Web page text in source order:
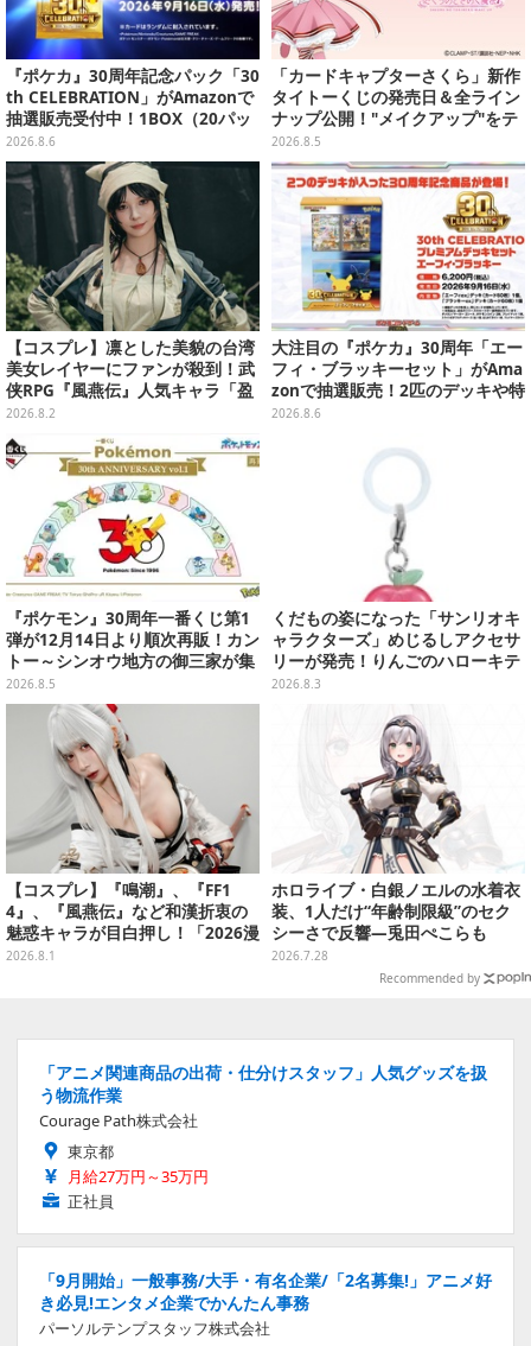
『ポケカ』30周年記念パック「30
th CELEBRATION」がAmazonで
抽選販売受付中！1BOX（20パッ
ク入り）
2026.8.6
「カードキャプターさくら」新作
タイトーくじの発売日＆全ライン
ナップ公開！"メイクアップ"をテ
ーマに、日常でも使いたくなるア
イテムがズラリ
2026.8.5
【コスプレ】凛とした美貌の台湾
美女レイヤーにファンが殺到！武
侠RPG『風燕伝』人気キャラ「盈
盈」を完璧に再現して会場を沸か
せる【写真19枚】
2026.8.2
大注目の『ポケカ』30周年「エー
フィ・ブラッキーセット」がAma
zonで抽選販売！2匹のデッキや特
別カードを収録
2026.8.6
『ポケモン』30周年一番くじ第1
弾が12月14日より順次再販！カン
トー～シンオウ地方の御三家が集
まった時計、ぬいぐるみなど記念
グッズ盛りだくさん
2026.8.5
くだもの姿になった「サンリオキ
ャラクターズ」めじるしアクセサ
リーが発売！りんごのハローキテ
ィや、パイナップルのポムポムプ
2026.8.3
【コスプレ】『鳴潮』、『FF1
4』、『風燕伝』など和漢折衷の
魅惑キャラが目白押し！「2026漫
画博覧会」美麗レイヤー13選【写
2026.8.1
ホロライブ・白銀ノエルの水着衣
装、1人だけ“年齢制限級”のセク
シーさで反響―兎田ぺこらも
「こ、こんなことが許されていい
のか？」と興奮隠せず
2026.7.28
Recommended by
「アニメ関連商品の出荷・仕分けスタッフ」人気グッズを扱
う物流作業
Courage Path株式会社
東京都
月給27万円～35万円
正社員
「9月開始」一般事務/大手・有名企業/「2名募集!」アニメ好
き必見!エンタメ企業でかんたん事務
パーソルテンプスタッフ株式会社